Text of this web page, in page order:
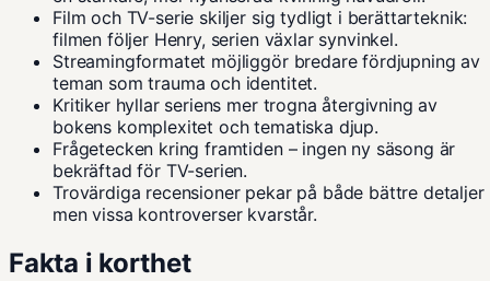
Film och TV-serie skiljer sig tydligt i berättarteknik:
filmen följer Henry, serien växlar synvinkel.
Streamingformatet möjliggör bredare fördjupning av
teman som trauma och identitet.
Kritiker hyllar seriens mer trogna återgivning av
bokens komplexitet och tematiska djup.
Frågetecken kring framtiden – ingen ny säsong är
bekräftad för TV-serien.
Trovärdiga recensioner pekar på både bättre detaljer
men vissa kontroverser kvarstår.
Fakta i korthet